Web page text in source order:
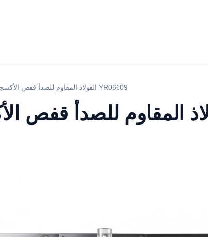
الفولاذ المقاوم للصدأ قفص الأكسجين المستشفى YR06609